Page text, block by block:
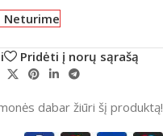
Neturime
Pridėti į norų sąrašą
dabar žiūri šį produktą!